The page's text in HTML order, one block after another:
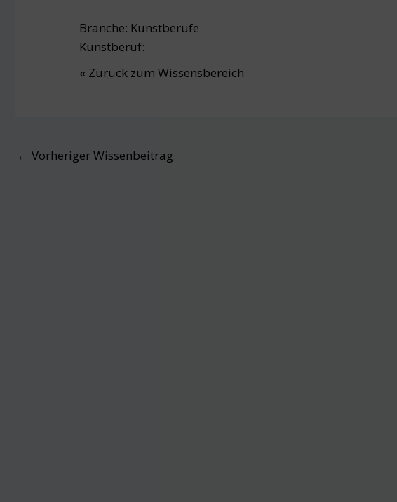
Branche: Kunstberufe
Kunstberuf:
« Zurück zum Wissensbereich
Post
← Vorheriger Wissenbeitrag